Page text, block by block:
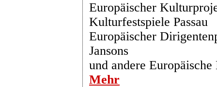
Europäischer
Kulturfestspiele Passau
Europäischer
Jansons
und andere
Mehr